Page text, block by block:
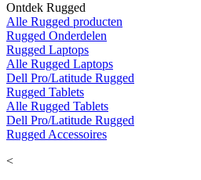
Ontdek Rugged
Alle Rugged producten
Rugged Onderdelen
Rugged Laptops
Alle Rugged Laptops
Dell Pro/Latitude Rugged
Rugged Tablets
Alle Rugged Tablets
Dell Pro/Latitude Rugged
Rugged Accessoires
<